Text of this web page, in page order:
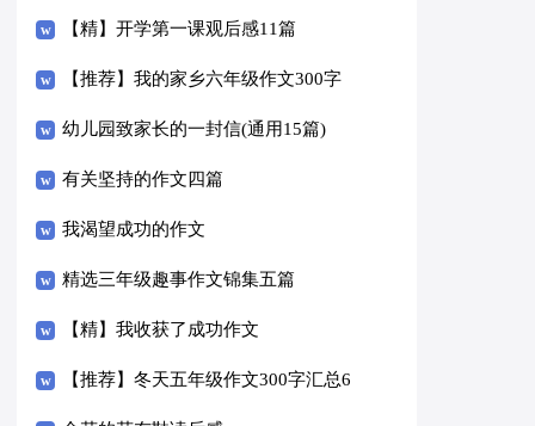
【精】开学第一课观后感11篇
【推荐】我的家乡六年级作文300字
汇总八篇
幼儿园致家长的一封信(通用15篇)
有关坚持的作文四篇
我渴望成功的作文
精选三年级趣事作文锦集五篇
【精】我收获了成功作文
【推荐】冬天五年级作文300字汇总6